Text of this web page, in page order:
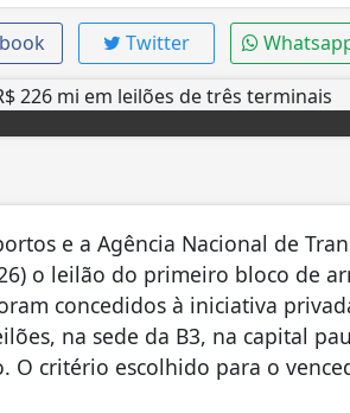
Twitter
e a Agência Nacional de
o leilão do primeiro bloco de
concedidos à iniciativa
na sede da B3, na capital
O critério escolhido para o